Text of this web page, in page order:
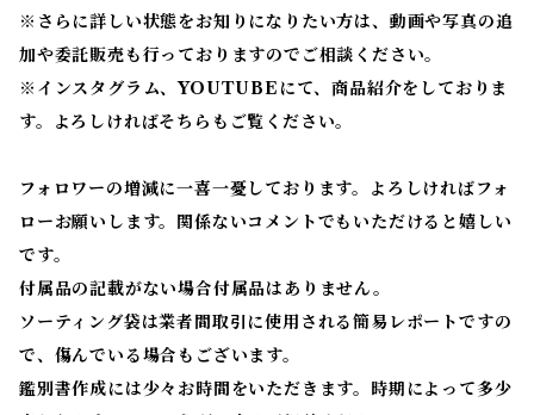
※ さらに詳しい状態をお知りになりたい方は、動画や写真の追
加や委託販売も行っておりますのでご相談ください。
※ インスタグラム、YOUTUBEにて、商品紹介をしておりま
す。よろしければそちらもご覧ください。
フォロワーの増減に一喜一憂しております。よろしければフォ
ローお願いします。関係ないコメントでもいただけると嬉しい
です。
付属品の記載がない場合付属品はありません。
ソーティング袋は業者間取引に使用される簡易レポートですの
で、傷んでいる場合もございます。
鑑別書作成には少々お時間をいただきます。時期によって多少